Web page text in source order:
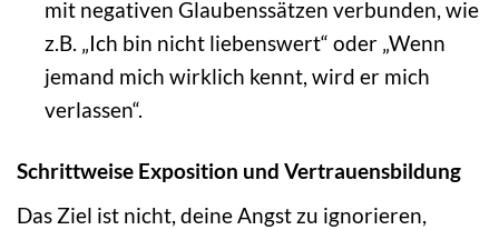
mit negativen Glaubenssätzen verbunden, wie
z.B. „Ich bin nicht liebenswert“ oder „Wenn
jemand mich wirklich kennt, wird er mich
verlassen“.
Schrittweise Exposition und Vertrauensbildung
Das Ziel ist nicht, deine Angst zu ignorieren,